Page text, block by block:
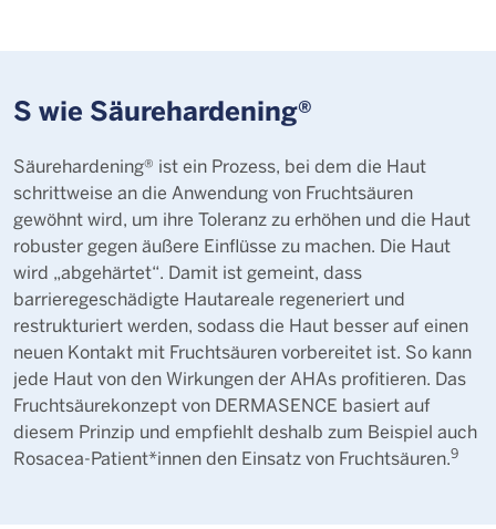
S wie Säurehardening®
Säurehardening® ist ein Prozess, bei dem die Haut
schrittweise an die Anwendung von Fruchtsäuren
gewöhnt wird, um ihre Toleranz zu erhöhen und die Haut
robuster gegen äußere Einflüsse zu machen. Die Haut
wird „abgehärtet“. Damit ist gemeint, dass
barrieregeschädigte Hautareale regeneriert und
restrukturiert werden, sodass die Haut besser auf einen
neuen Kontakt mit Fruchtsäuren vorbereitet ist. So kann
jede Haut von den Wirkungen der AHAs profitieren. Das
Fruchtsäurekonzept von DERMASENCE basiert auf
diesem Prinzip und empfiehlt deshalb zum Beispiel auch
Rosacea-Patient*innen den Einsatz von Fruchtsäuren.9